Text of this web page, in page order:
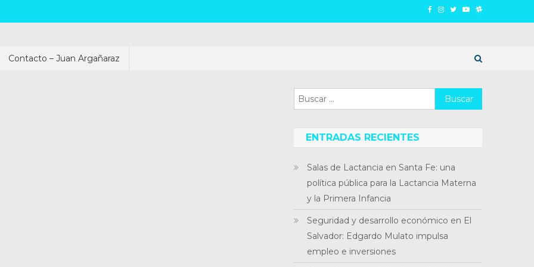
Contacto – Juan Argañaraz
Buscar:
ENTRADAS RECIENTES
Salas de Lactancia en Santa Fe: una
política pública para la Lactancia Materna
y la Primera Infancia
Seguridad y desarrollo económico en El
Salvador: Edgardo Mulato impulsa
empleo e inversiones